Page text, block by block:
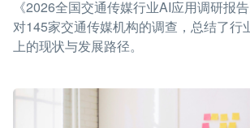
《2026全国交通传媒行业AI应用调研报
对145家交通传媒机构的调查，总结了行
上的现状与发展路径。